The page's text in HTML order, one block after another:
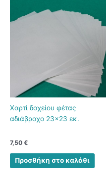
Χαρτί δοχείου φέτας
αδιάβροχο 23×23 εκ.
7,50 €
Προσθήκη στο καλάθι